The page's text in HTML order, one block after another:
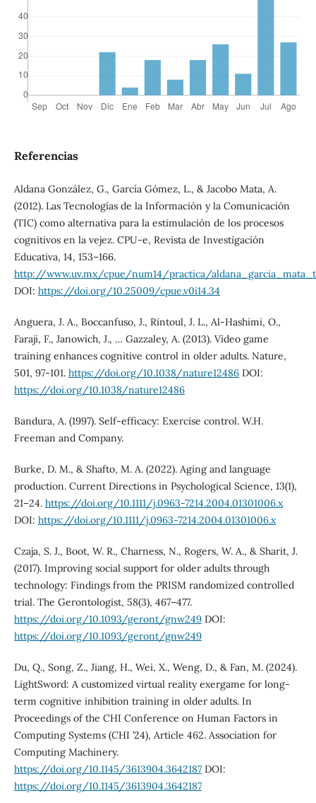
Referencias
Aldana González, G., García Gómez, L., & Jacobo Mata, A.
(2012). Las Tecnologías de la Información y la Comunicación
(TIC) como alternativa para la estimulación de los procesos
cognitivos en la vejez. CPU-e, Revista de Investigación
Educativa, 14, 153–166.
http://www.uv.mx/cpue/num14/practica/
DOI: https://doi.org/10.25009/cpue.v0i14.34
Anguera, J. A., Boccanfuso, J., Rintoul, J. L., Al-Hashimi, O.,
Faraji, F., Janowich, J., … Gazzaley, A. (2013). Video game
training enhances cognitive control in older adults. Nature,
501, 97-101. https://doi.org/10.1038/nature12486DOI:
https://doi.org/10.1038/nature12486
Bandura, A. (1997). Self-efficacy: Exercise control. W.H.
Freeman and Company.
Burke, D. M., & Shafto, M. A. (2022). Aging and language
production. Current Directions in Psychological Science, 13(1),
21–24. https://doi.org/10.1111/j.0963-7214.2004.01301006.x
DOI: https://doi.org/10.1111/j.0963-7214.2004.01301006.x
Czaja, S. J., Boot, W. R., Charness, N., Rogers, W. A., & Sharit, J.
(2017). Improving social support for older adults through
technology: Findings from the PRISM randomized controlled
trial. The Gerontologist, 58(3), 467–477.
https://doi.org/10.1093/geront/gnw249DOI:
https://doi.org/10.1093/geront/gnw249
Du, Q., Song, Z., Jiang, H., Wei, X., Weng, D., & Fan, M. (2024).
LightSword: A customized virtual reality exergame for long-
term cognitive inhibition training in older adults. In
Proceedings of the CHI Conference on Human Factors in
Computing Systems (CHI ’24), Article 462. Association for
Computing Machinery.
https://doi.org/10.1145/3613904.3642187DOI:
https://doi.org/10.1145/3613904.3642187